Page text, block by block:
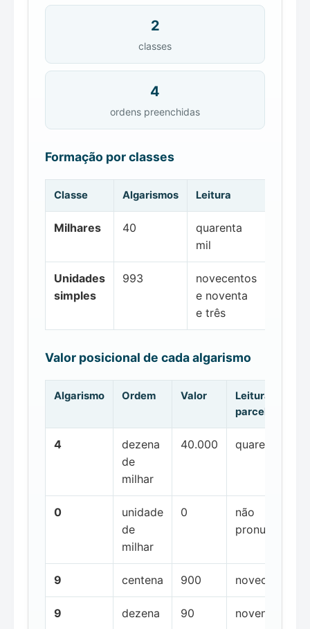
2
classes
4
ordens preenchidas
Formação por classes
Classe Algarismos Leitura
Milhares 40
quarenta
mil
Unidades
simples
993
novecentos
e noventa
e três
Valor posicional de cada algarismo
Algarismo Ordem Valor
Leitura da
parcela
4
dezena
de
milhar
40.000 quarenta mil
0
unidade
de
milhar
0
não
pronunciada
9 centena 900 novecentos
9 dezena 90 noventa